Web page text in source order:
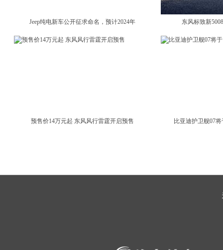
Jeep纯电新车公开征求命名，预计2024年 东风标致新
预售价14万元起 东风风行雷霆开启预售 比亚迪护卫舰07